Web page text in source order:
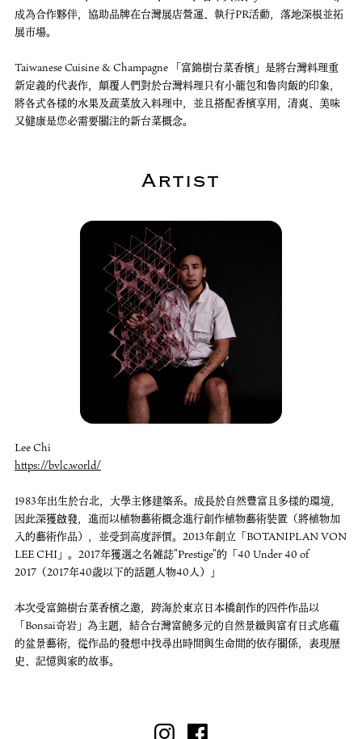
成為合作夥伴，協助品牌在台灣展店營運、執行PR活動，落地深根並拓
展市場。
Taiwanese Cuisine & Champagne 「富錦樹台菜香檳」是將台灣料理重
新定義的代表作，顛覆人們對於台灣料理只有小籠包和魯肉飯的印象，
將各式各樣的水果及蔬菜放入料理中，並且搭配香檳享用，清爽、美味
又健康是您必需要關注的新台菜概念。
Artist
Lee Chi
https://bvlc.world/
1983年出生於台北，大學主修建築系。成長於自然豐富且多樣的環境，
因此深獲啟發，進而以植物藝術概念進行創作植物藝術裝置（將植物加
入的藝術作品），並受到高度評價。2013年創立「BOTANIPLAN VON
LEE CHI」。2017年獲選之名雑誌"Prestige"的「40 Under 40 of
2017（2017年40歳以下的話題人物40人）」
本次受富錦樹台菜香檳之邀，跨海於東京日本橋創作的四件作品以
「Bonsai奇岩」為主題，結合台灣富饒多元的自然景緻與富有日式底蘊
的盆景藝術，從作品的發想中找尋出時間與生命間的依存關係，表現歷
史、記憶與家的故事。